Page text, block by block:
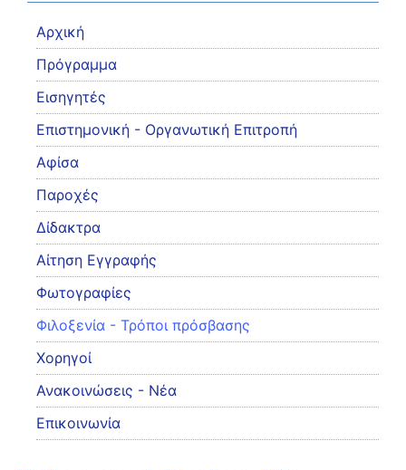
Αρχική
Πρόγραμμα
Εισηγητές
Eπιστημονική - Οργανωτική Επιτροπή
Αφίσα
Παροχές
Δίδακτρα
Αίτηση Εγγραφής
Φωτογραφίες
Φιλοξενία - Τρόποι πρόσβασης
Χορηγοί
Ανακοινώσεις - Νέα
Επικοινωνία